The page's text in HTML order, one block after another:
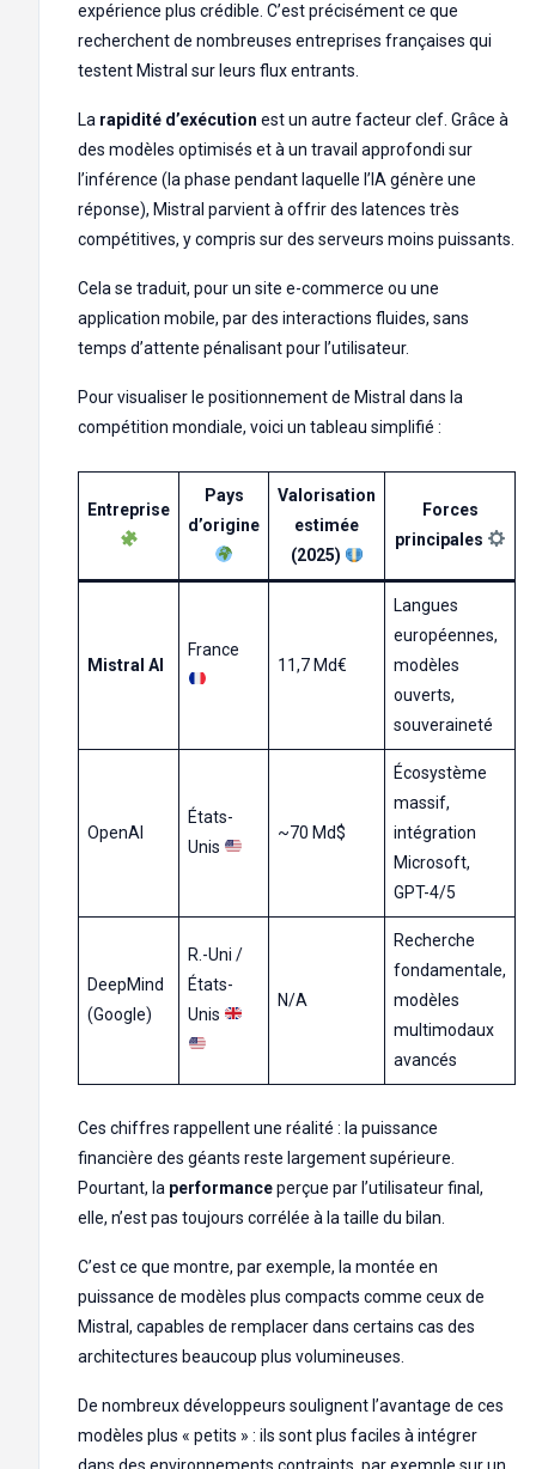
expérience plus crédible. C’est précisément ce que
recherchent de nombreuses entreprises françaises qui
testent Mistral sur leurs flux entrants.
La rapidité d’exécution est un autre facteur clef. Grâce à
des modèles optimisés et à un travail approfondi sur
l’inférence (la phase pendant laquelle l’IA génère une
réponse), Mistral parvient à offrir des latences très
compétitives, y compris sur des serveurs moins puissants.
Cela se traduit, pour un site e-commerce ou une
application mobile, par des interactions fluides, sans
temps d’attente pénalisant pour l’utilisateur.
Pour visualiser le positionnement de Mistral dans la
compétition mondiale, voici un tableau simplifié :
Entreprise
Pays
d’origine
Valorisation
estimée
(2025)
Forces
principales
Mistral AI
France
11,7 Md€
Langues
européennes,
modèles
ouverts,
souveraineté
OpenAI
États-
Unis
~70 Md$
Écosystème
massif,
intégration
Microsoft,
GPT-4/5
DeepMind
(Google)
R.-Uni /
États-
Unis
N/A
Recherche
fondamentale,
modèles
multimodaux
avancés
Ces chiffres rappellent une réalité : la puissance
financière des géants reste largement supérieure.
Pourtant, la performanceperçue par l’utilisateur final,
elle, n’est pas toujours corrélée à la taille du bilan.
C’est ce que montre, par exemple, la montée en
puissance de modèles plus compacts comme ceux de
Mistral, capables de remplacer dans certains cas des
architectures beaucoup plus volumineuses.
De nombreux développeurs soulignent l’avantage de ces
modèles plus « petits » : ils sont plus faciles à intégrer